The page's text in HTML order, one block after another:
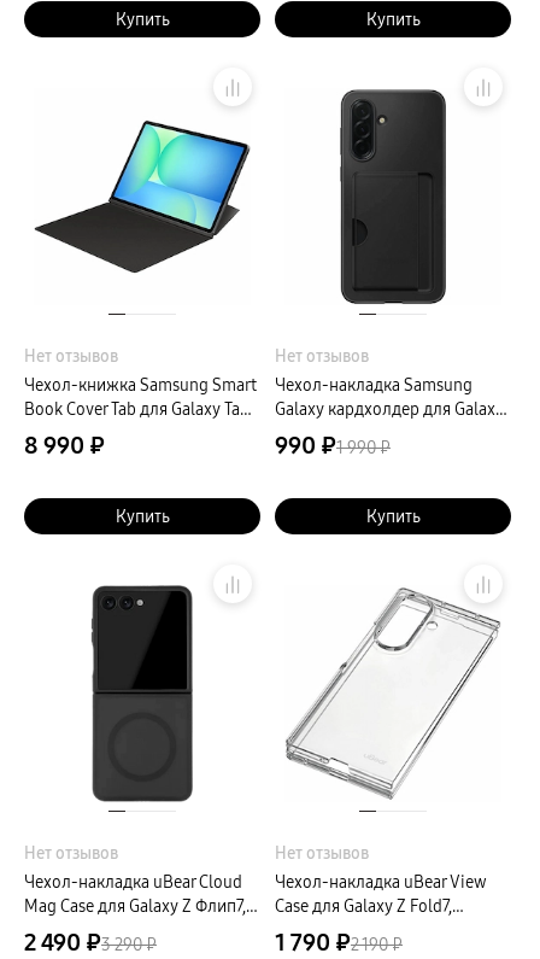
Купить Купить
Нет отзывов
Чехол-книжка Samsung Smart
Book Cover Tab для Galaxy Tab
S10 FE+ (2025), полиуретан,
черный
8 990 ₽
Купить
Нет отзывов
Чехол-накладка Samsung
Galaxy кардхолдер для Galaxy
A36, полиуретан, черный
990 ₽1 990 ₽
Купить
Нет отзывов
Чехол-накладка uBear Cloud
Mag Case для Galaxy Z Флип7,
силикон, черный
2 490 ₽3 290 ₽
Нет отзывов
Чехол-накладка uBear View
Case для Galaxy Z Fold7,
поликарбонат, прозрачный
1 790 ₽2 190 ₽